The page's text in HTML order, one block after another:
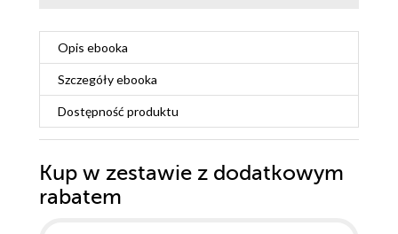
Opis ebooka
Szczegółyebooka
Dostępność produktu
Kup w zestawie z dodatkowym
rabatem